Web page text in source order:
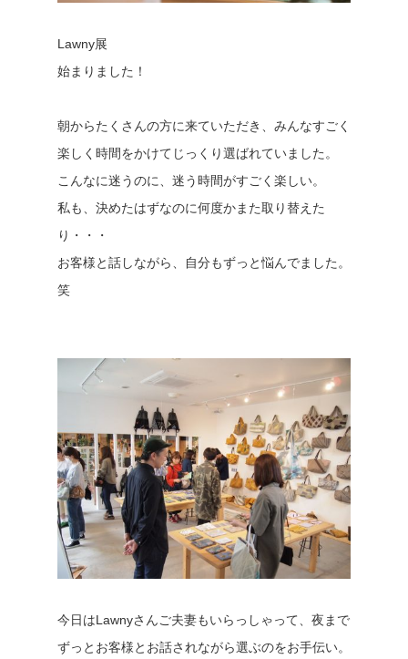
Lawny展
始まりました！
朝からたくさんの方に来ていただき、みんなすごく
楽しく時間をかけてじっくり選ばれていました。
こんなに迷うのに、迷う時間がすごく楽しい。
私も、決めたはずなのに何度かまた取り替えた
り・・・
お客様と話しながら、自分もずっと悩んでました。
笑
今日はLawnyさんご夫妻もいらっしゃって、夜まで
ずっとお客様とお話されながら選ぶのをお手伝い。